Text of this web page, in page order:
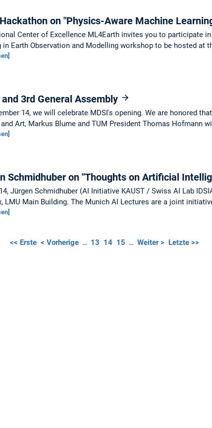
on "Physics-Aware Machine
Center of Excellence ML4Earth invites you to participate
in Earth Observation and Modelling workshop to be hosted at
3rd General Assembly
14, we will celebrate MDSI's opening. We are honored
Art, Markus Blume and TUM President Thomas Hofmann
Schmidhuber on "Thoughts on Artificial
Jürgen Schmidhuber (AI Initiative KAUST / Swiss AI Lab
LMU Main Building. The Munich AI Lectures are a joint
<< Erste < Vorherige … 13 14 15 … Weiter > Letzte >>